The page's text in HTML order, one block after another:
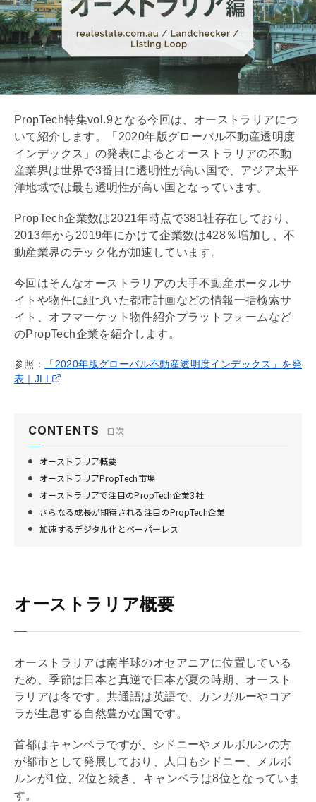
PropTech特集vol.9となる今回は、オーストラリアにつ
いて紹介します。「2020年版グローバル不動産透明度
インデックス」の発表によるとオーストラリアの不動
産業界は世界で3番目に透明性が高い国で、アジア太平
洋地域では最も透明性が高い国となっています。
PropTech企業数は2021年時点で381社存在しており、
2013年から2019年にかけて企業数は428％増加し、不
動産業界のテック化が加速しています。
今回はそんなオーストラリアの大手不動産ポータルサ
イトや物件に紐づいた都市計画などの情報一括検索サ
イト、オフマーケット物件紹介プラットフォームなど
のPropTech企業を紹介します。
参照：
「2020年版グローバル不動産透明度インデックス」を発
表｜JLL
CONTENTS 目次
オーストラリア概要
​​オーストラリアPropTech市場
オーストラリアで注目のPropTech企業3社
さらなる成長が期待される注目のPropTech企業
加速するデジタル化とペーパーレス
オーストラリア概要
オーストラリアは南半球のオセアニアに位置している
ため、季節は日本と真逆で日本が夏の時期、オースト
ラリアは冬です。共通語は英語で、カンガルーやコア
ラが生息する自然豊かな国です。
首都はキャンベラですが、シドニーやメルボルンの方
が都市として発展しており、人口もシドニー、メルボ
ルンが1位、2位と続き、キャンベラは8位となっていま
す。